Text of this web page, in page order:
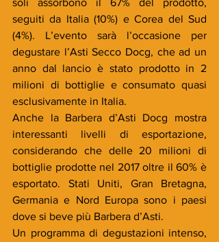
soli assorbono il 67% del prodotto,
seguiti da Italia (10%) e Corea del Sud
(4%). L’evento sarà l’occasione per
degustare l’Asti Secco Docg, che ad un
anno dal lancio è stato prodotto in 2
milioni di bottiglie e consumato quasi
esclusivamente in Italia.
Anche la Barbera d’Asti Docg mostra
interessanti livelli di esportazione,
considerando che delle 20 milioni di
bottiglie prodotte nel 2017 oltre il 60% è
esportato. Stati Uniti, Gran Bretagna,
Germania e Nord Europa sono i paesi
dove si beve più Barbera d’Asti.
Un programma di degustazioni intenso,